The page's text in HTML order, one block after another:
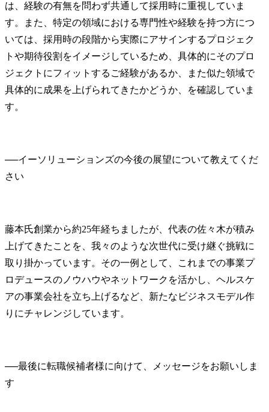
は、経験の有無を問わず共通して採用時に重視していま
す。また、特定の領域における専門性や経験を持つ方につ
いては、採用時の段階から実際にアサインするプロジェク
トや期待役割をイメージしているため、具体的にそのプロ
ジェクトにフィットするご経験があるか、また似た領域で
具体的に成果を上げられてきたかどうか、を確認していま
す。
──イーソリューションズの今後の展望について教えてくだ
藤本氏創業から約25年経ちましたが、代表の佐々木が積み
上げてきたことを、我々のような次世代に受け継ぐ挑戦に
取り掛かっています。その一例として、これまでの事業プ
ロデュースのノウハウやネットワークを活かし、ヘルスケ
アの事業会社を立ち上げるなど、新たなビジネスモデル作
りにチャレンジしています。
──最後に転職候補者様に向けて、メッセージをお願いしま